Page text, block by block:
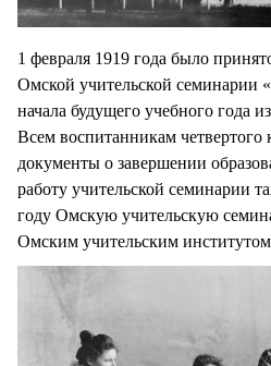
1 февраля 1919 года было
Омской учительской семинарии
начала будущего учебного года
Всем воспитанникам четвертого
документы о завершении
работу учительской семинарии
году Омскую учительскую
Омским учительским